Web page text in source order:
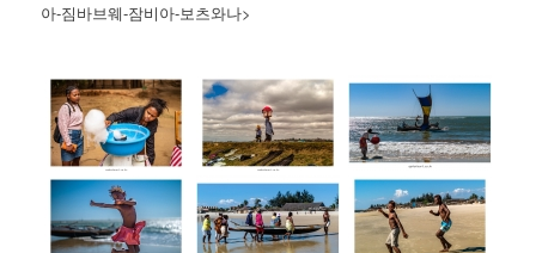
아-짐바브웨-잠비아-보츠와나>